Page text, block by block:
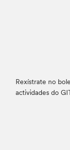
Rexístrate no
actividades do